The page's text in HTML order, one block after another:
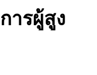
ารผู้สูง